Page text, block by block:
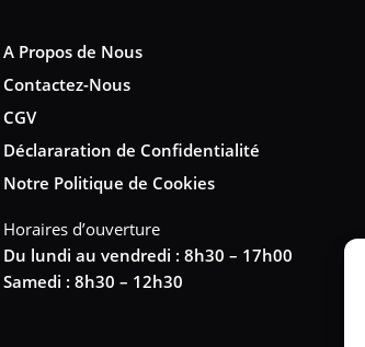
A Propos de Nous
Contactez-Nous
CGV
Déclararation de Confidentialité
Notre Politique de Cookies
Horaires d’ouverture
Du lundi au vendredi : 8h30 – 17h00
Samedi : 8h30 – 12h30